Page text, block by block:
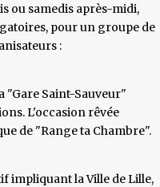
ou samedis après-midi,
pour un groupe de
:
"Gare Saint-Sauveur"
L'occasion rêvée
de "Range ta Chambre".
impliquant la Ville de Lille,